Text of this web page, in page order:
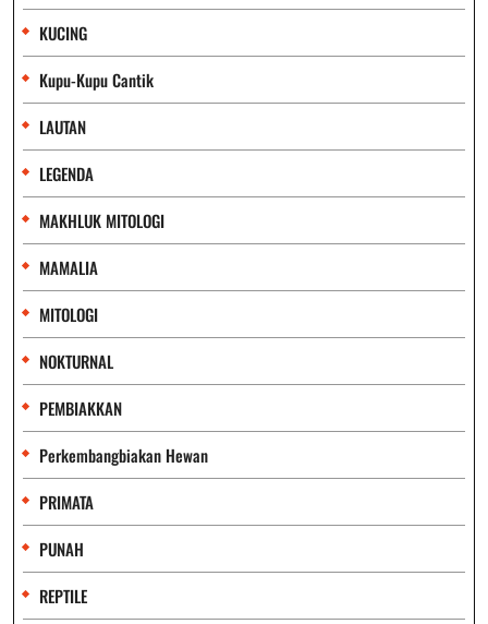
KUCING
Kupu-Kupu Cantik
LAUTAN
LEGENDA
MAKHLUK MITOLOGI
MAMALIA
MITOLOGI
NOKTURNAL
PEMBIAKKAN
Perkembangbiakan Hewan
PRIMATA
PUNAH
REPTILE